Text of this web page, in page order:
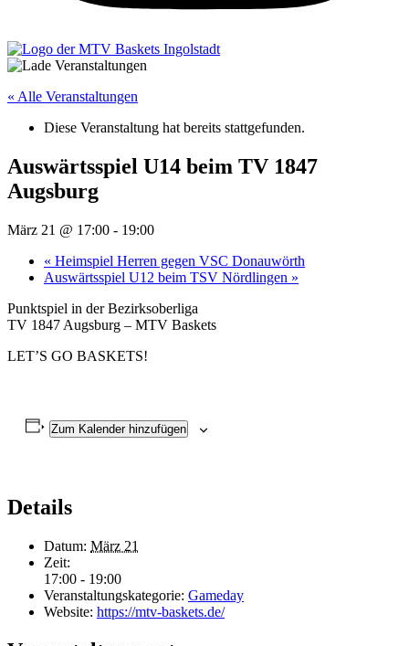
« Alle Veranstaltungen
Diese Veranstaltung hat bereits stattgefunden.
Auswärtsspiel U14 beim TV 1847
Augsburg
März 21 @ 17:00 - 19:00
« Heimspiel Herren gegen VSC Donauwörth
Auswärtsspiel U12 beim TSV Nördlingen »
Punktspiel in der Bezirksoberliga
TV 1847 Augsburg – MTV Baskets
LET’S GO BASKETS!
Zum Kalender hinzufügen
Details
Datum: März 21
Zeit:
17:00 - 19:00
Veranstaltungskategorie: Gameday
Website: https://mtv-baskets.de/